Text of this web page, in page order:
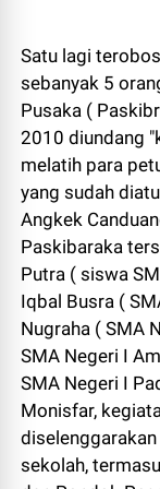
Satu lagi
sebanyak 5
Pusaka (
2010 diundang
melatih para
yang sudah
Angkek
Paskibaraka
Putra ( siswa
Iqbal Busra (
Nugraha ( SMA
SMA Negeri I
SMA Negeri I
Monisfar,
sekolah,